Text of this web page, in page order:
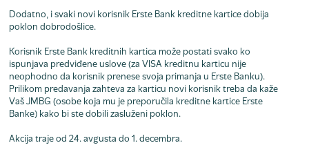
Dodatno, i svaki novi korisnik Erste Bank kreditne kartice dobija
poklon dobrodošlice.
Korisnik Erste Bank kreditnih kartica može postati svako ko
ispunjava predviđene uslove (za VISA kreditnu karticu nije
neophodno da korisnik prenese svoja primanja u Erste Banku).
Prilikom predavanja zahteva za karticu novi korisnik treba da kaže
Vaš JMBG (osobe koja mu je preporučila kreditne kartice Erste
Banke) kako bi ste dobili zasluženi poklon.
Akcija traje od 24. avgusta do 1. decembra.